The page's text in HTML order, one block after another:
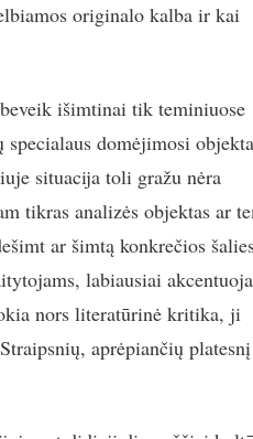
originalo kalba ir kai
išimtinai tik teminiuose
domėjimosi
situacija toli gražu nėra
tikras analizės objektas ar
ar šimtą konkrečios
labiausiai
nors literatūrinė kritika, ji
aprėpiančių platesnį